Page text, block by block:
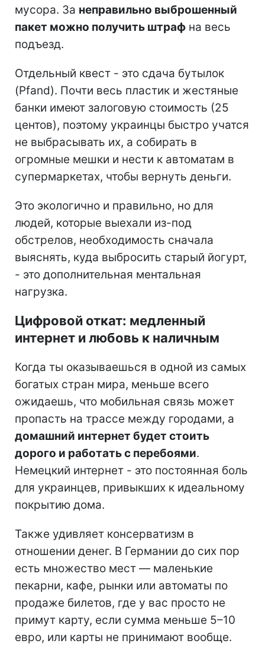
мусора. За неправильно выброшенный
пакет можно получить штраф на весь
подъезд.
Отдельный квест - это сдача бутылок
(Pfand). Почти весь пластик и жестяные
банки имеют залоговую стоимость (25
центов), поэтому украинцы быстро учатся
не выбрасывать их, а собирать в
огромные мешки и нести к автоматам в
супермаркетах, чтобы вернуть деньги.
Это экологично и правильно, но для
людей, которые выехали из-под
обстрелов, необходимость сначала
выяснять, куда выбросить старый йогурт,
- это дополнительная ментальная
нагрузка.
Цифровой откат: медленный
интернет и любовь к наличным
Когда ты оказываешься в одной из самых
богатых стран мира, меньше всего
ожидаешь, что мобильная связь может
пропасть на трассе между городами, а
домашний интернет будет стоить
дорого и работать с перебоями.
Немецкий интернет - это постоянная боль
для украинцев, привыкших к идеальному
покрытию дома.
Также удивляет консерватизм в
отношении денег. В Германии до сих пор
есть множество мест — маленькие
пекарни, кафе, рынки или автоматы по
продаже билетов, где у вас просто не
примут карту, если сумма меньше 5–10
евро, или карты не принимают вообще.